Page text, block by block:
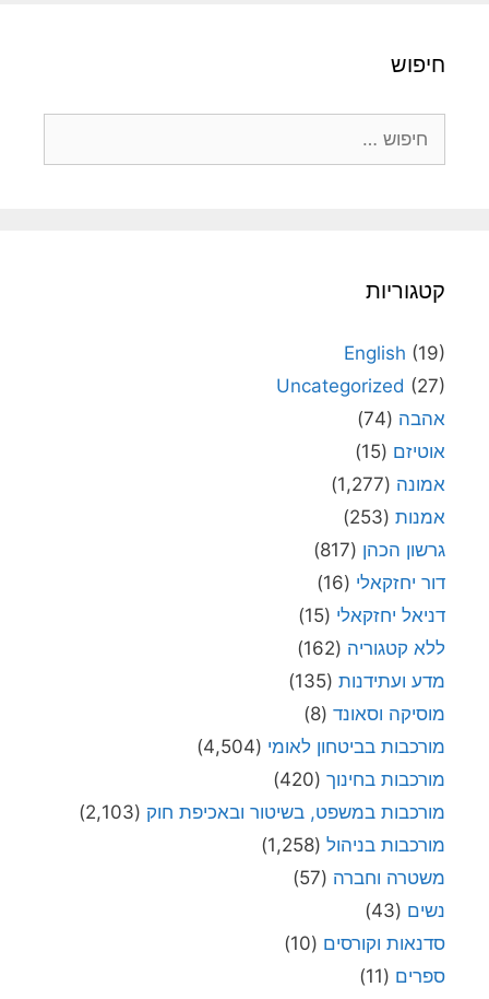
חיפוש
קטגוריות
English (19)
Uncategorized (27)
אהבה (74)
אוטיזם (15)
אמונה (1,277)
אמנות (253)
גרשון הכהן (817)
דור יחזקאלי (16)
דניאל יחזקאלי (15)
ללא קטגוריה (162)
מדע ועתידנות (135)
מוסיקה וסאונד (8)
מורכבות בביטחון לאומי (4,504)
מורכבות בחינוך (420)
מורכבות במשפט, בשיטור ובאכיפת חוק (2,103)
מורכבות בניהול (1,258)
משטרה וחברה (57)
נשים (43)
סדנאות וקורסים (10)
ספרים (11)